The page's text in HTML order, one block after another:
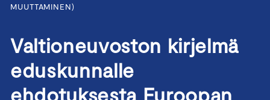
MUUTTAMINEN)
Valtioneuvoston kirjelmä
eduskunnalle
ehdotuksesta Euroopan